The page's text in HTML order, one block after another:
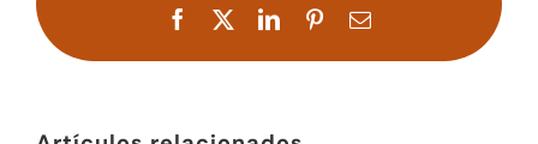
Facebook LinkedInPinterestCorreo